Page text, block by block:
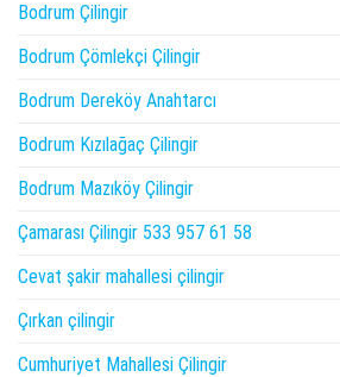
Bodrum Çilingir
Bodrum Çömlekçi Çilingir
Bodrum Dereköy Anahtarcı
Bodrum Kızılağaç Çilingir
Bodrum Mazıköy Çilingir
Çamarası Çilingir 533 957 61 58
Cevat şakir mahallesi çilingir
Çırkan çilingir
Cumhuriyet Mahallesi Çilingir